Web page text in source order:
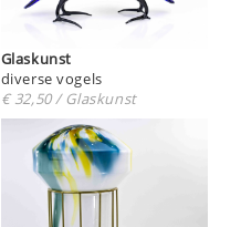
Glaskunst
diverse vogels
€ 32,50 / Glaskunst